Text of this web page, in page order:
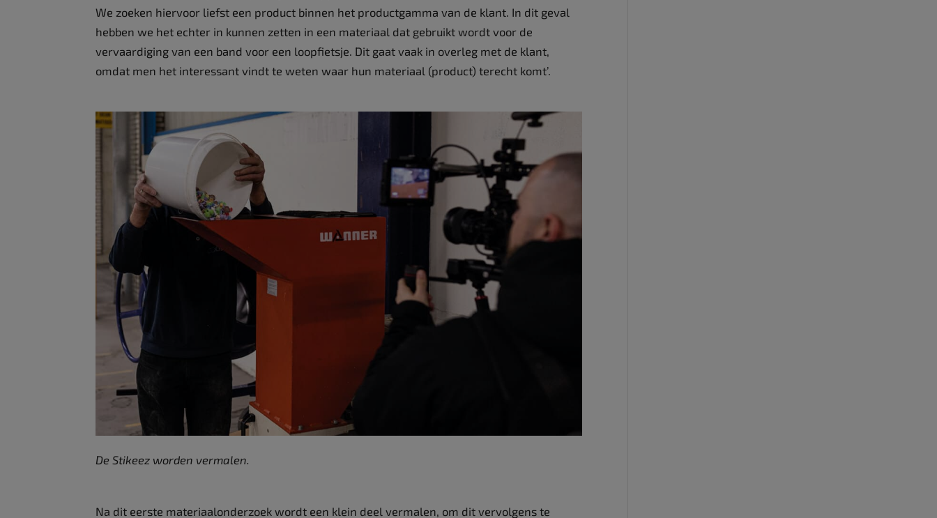
We zoeken hiervoor liefst een product binnen het productgamma van de klant. In dit geval
hebben we het echter in kunnen zetten in een materiaal dat gebruikt wordt voor de
vervaardiging van een band voor een loopfietsje. Dit gaat vaak in overleg met de klant,
omdat men het interessant vindt te weten waar hun materiaal (product) terecht komt’.
De Stikeez worden vermalen.
Na dit eerste materiaalonderzoek wordt een klein deel vermalen, om dit vervolgens te